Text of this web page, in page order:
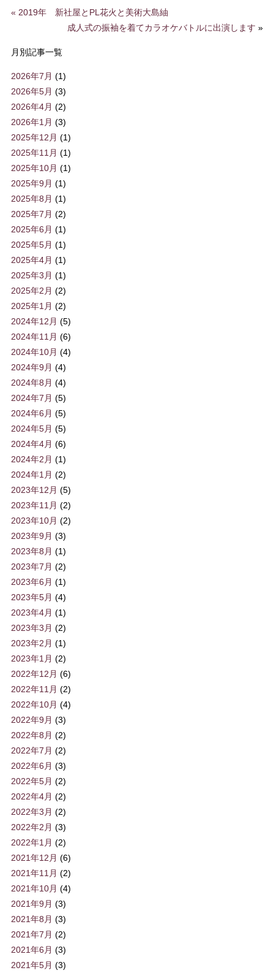
« 2019年 新社屋とPL花火と美術大島紬
成人式の振袖を着てカラオケバトルに出演します »
月別記事一覧
2026年7月 (1)
2026年5月 (3)
2026年4月 (2)
2026年1月 (3)
2025年12月 (1)
2025年11月 (1)
2025年10月 (1)
2025年9月 (1)
2025年8月 (1)
2025年7月 (2)
2025年6月 (1)
2025年5月 (1)
2025年4月 (1)
2025年3月 (1)
2025年2月 (2)
2025年1月 (2)
2024年12月 (5)
2024年11月 (6)
2024年10月 (4)
2024年9月 (4)
2024年8月 (4)
2024年7月 (5)
2024年6月 (5)
2024年5月 (5)
2024年4月 (6)
2024年2月 (1)
2024年1月 (2)
2023年12月 (5)
2023年11月 (2)
2023年10月 (2)
2023年9月 (3)
2023年8月 (1)
2023年7月 (2)
2023年6月 (1)
2023年5月 (4)
2023年4月 (1)
2023年3月 (2)
2023年2月 (1)
2023年1月 (2)
2022年12月 (6)
2022年11月 (2)
2022年10月 (4)
2022年9月 (3)
2022年8月 (2)
2022年7月 (2)
2022年6月 (3)
2022年5月 (2)
2022年4月 (2)
2022年3月 (2)
2022年2月 (3)
2022年1月 (2)
2021年12月 (6)
2021年11月 (2)
2021年10月 (4)
2021年9月 (3)
2021年8月 (3)
2021年7月 (2)
2021年6月 (3)
2021年5月 (3)